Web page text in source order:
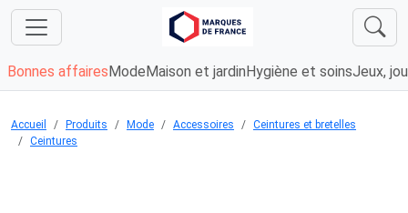
Bonnes affaires Mode Maison et jardin Hygiène et soinsJeux,
Accueil Produits Mode Accessoires
Ceintures et bretelles
Ceintures